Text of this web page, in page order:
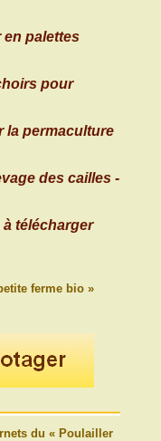
palettes
pour
la permaculture
des cailles -
télécharger
ferme bio »
du « Poulailler